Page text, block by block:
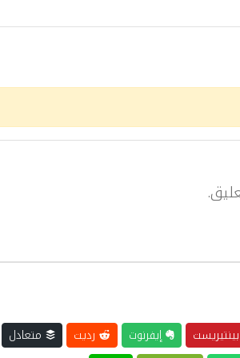
إيفرنوت رديت متعادل